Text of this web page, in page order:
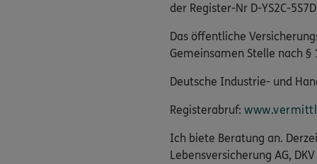
der Register-Nr D-YS2C-
Das öffentliche
Gemeinsamen Stelle nach §
Deutsche Industrie- und
Registerabruf:
Ich biete Beratung an.
Lebensversicherung AG,